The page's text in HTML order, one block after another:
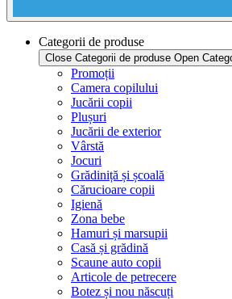
Categorii de produse
Close Categorii de produse Open
Promoții
Camera copilului
Jucării copii
Plușuri
Jucării de exterior
Vârstă
Jocuri
Grădiniță și școală
Cărucioare copii
Igienă
Zona bebe
Hamuri și marsupii
Casă și grădină
Scaune auto copii
Articole de petrecere
Botez și nou născuți